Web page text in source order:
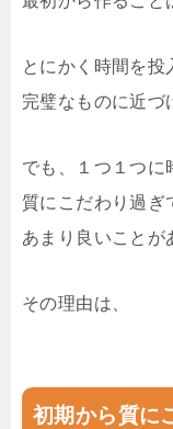
とにかく時間を投
完璧なものに近づ
でも、１つ１つに
質にこだわり過ぎ
あまり良いことが
その理由は、
初期から質に